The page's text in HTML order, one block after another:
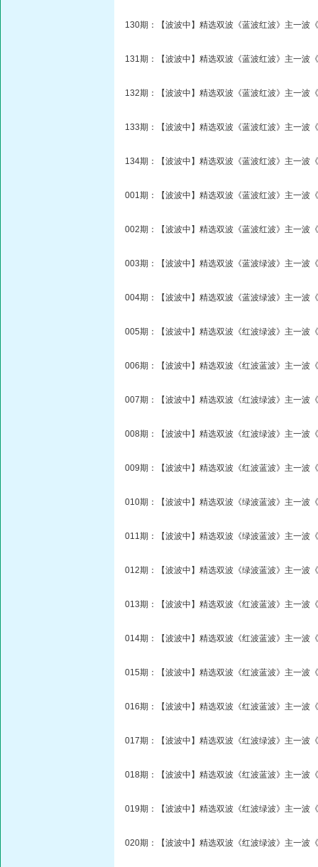
130期：【波波中】精选双波《蓝波红波》主一波
131期：【波波中】精选双波《蓝波红波》主一波
132期：【波波中】精选双波《蓝波红波》主一波
133期：【波波中】精选双波《蓝波红波》主一波
134期：【波波中】精选双波《蓝波红波》主一波
001期：【波波中】精选双波《蓝波红波》主一波
002期：【波波中】精选双波《蓝波红波》主一波
003期：【波波中】精选双波《蓝波绿波》主一波
004期：【波波中】精选双波《蓝波绿波》主一波
005期：【波波中】精选双波《红波绿波》主一波
006期：【波波中】精选双波《红波蓝波》主一波
007期：【波波中】精选双波《红波绿波》主一波
008期：【波波中】精选双波《红波绿波》主一波
009期：【波波中】精选双波《红波蓝波》主一波
010期：【波波中】精选双波《绿波蓝波》主一波
011期：【波波中】精选双波《绿波蓝波》主一波
012期：【波波中】精选双波《绿波蓝波》主一波
013期：【波波中】精选双波《红波蓝波》主一波
014期：【波波中】精选双波《红波蓝波》主一波
015期：【波波中】精选双波《红波蓝波》主一波
016期：【波波中】精选双波《红波蓝波》主一波
017期：【波波中】精选双波《红波绿波》主一波
018期：【波波中】精选双波《红波蓝波》主一波
019期：【波波中】精选双波《红波绿波》主一波
020期：【波波中】精选双波《红波绿波》主一波